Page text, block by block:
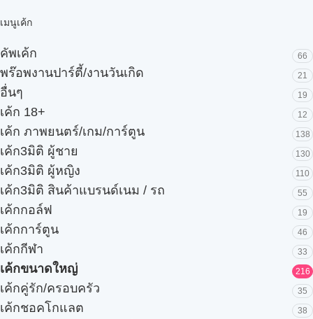
เมนูเค้ก
คัพเค้ก 66
พร๊อพงานปาร์ตี้/งานวันเกิด 21
อื่นๆ 19
เค้ก 18+ 12
เค้ก ภาพยนตร์/เกม/การ์ตูน 138
เค้ก3มิติ ผู้ชาย 130
เค้ก3มิติ ผู้หญิง 110
เค้ก3มิติ สินค้าแบรนด์เนม / รถ 55
เค้กกอล์ฟ 19
เค้กการ์ตูน 46
เค้กกีฬา 33
เค้กขนาดใหญ่ 216
เค้กคู่รัก/ครอบครัว 35
เค้กชอคโกแลต 38